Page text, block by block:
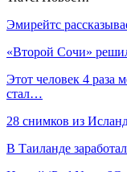
Эмирейтс
«Второй Сочи»
Этот человек 4 раза
стал…
28 снимков из
В Таиланде